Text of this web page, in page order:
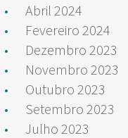
Abril 2024
Fevereiro 2024
Dezembro 2023
Novembro 2023
Outubro 2023
Setembro 2023
Julho 2023